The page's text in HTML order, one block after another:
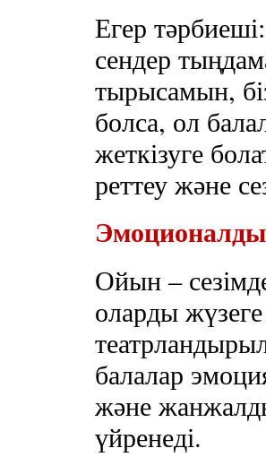
Егер
сендер
тырысамын,
болса, ол
жеткізуге
реттеу және
Эмоционалды
Ойын –
оларды
балалар
және
үйренеді.